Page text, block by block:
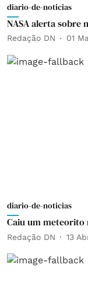
diario-de-noticias
NASA alerta sobre
Redação DN 01
diario-de-noticias
Caiu um meteorito
Redação DN 13